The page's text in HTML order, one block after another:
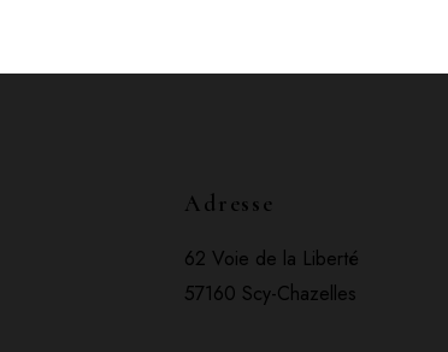
Adresse
62 Voie de la Liberté
57160 Scy-Chazelles